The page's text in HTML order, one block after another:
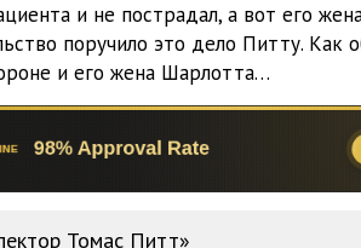
Haygeyt-rayz
Haygeyt-rayz
и не пострадал, а вот его
поручило это дело Питту. Как
и его жена Шарлотта…
Томас Питт»